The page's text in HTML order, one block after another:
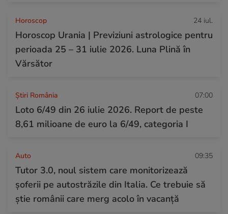
Horoscop 24 iul.
Horoscop Urania | Previziuni astrologice pentru
perioada 25 – 31 iulie 2026. Luna Plină în
Vărsător
Știri România 07:00
Loto 6/49 din 26 iulie 2026. Report de peste
8,61 milioane de euro la 6/49, categoria I
Auto 09:35
Tutor 3.0, noul sistem care monitorizează
șoferii pe autostrăzile din Italia. Ce trebuie să
știe românii care merg acolo în vacanță